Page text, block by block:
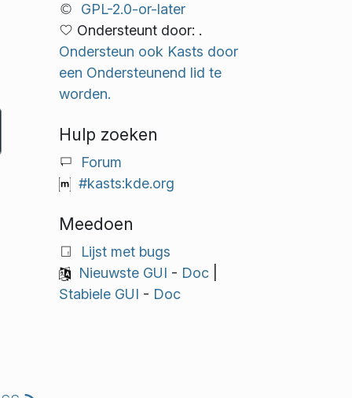
GPL-2.0-or-later
Ondersteunt door: .
Ondersteun ook Kasts door
een Ondersteunend lid te
worden.
Hulp zoeken
Forum
#kasts:kde.org
Meedoen
Lijst met bugs
Nieuwste GUI - Doc|
Stabiele GUI - Doc